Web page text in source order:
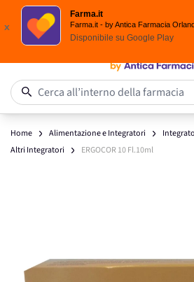
x
Farma.it
Farma.it - by Antica Farmacia
Disponibile su Google Play
Salta al contenuto
Cerca all’interno della farmacia
Home Alimentazione e Integratori
Altri Integratori
ERGOCOR 10 Fl.10ml